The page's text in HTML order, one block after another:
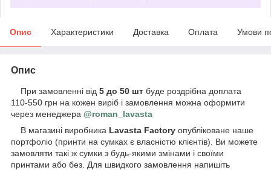
Опис Характеристики Доставка Оплата Умови
Опис
При замовленні від 5 до 50 шт буде роздрібна доплата
110-550 грн на кожен виріб і замовлення можна оформити
через менеджера @roman_lavasta
В магазині виробника Lavasta Factory опубліковане наше
портфоліо (принти на сумках є власністю клієнтів). Ви можете
замовляти такі ж сумки з будь-якими змінами і своїми
принтами або без. Для швидкого замовлення напишіть